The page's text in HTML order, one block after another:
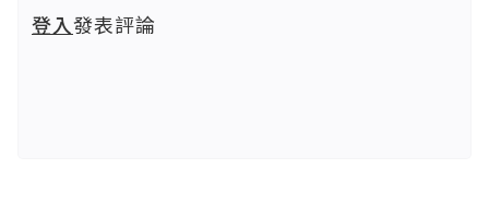
登入發表評論